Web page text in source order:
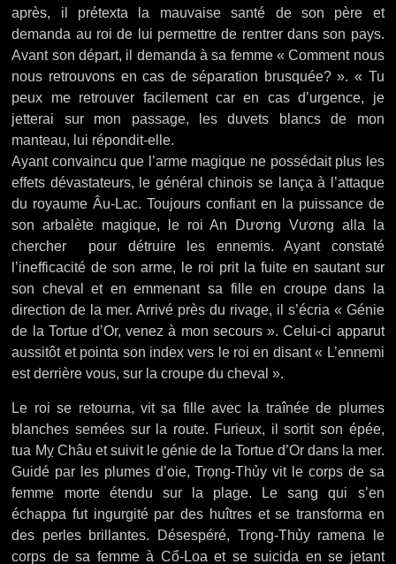
après, il prétexta la mauvaise santé de son père et
demanda au roi de lui permettre de rentrer dans son pays.
Avant son départ, il demanda à sa femme « Comment nous
nous retrouvons en cas de séparation brusquée? ». « Tu
peux me retrouver facilement car en cas d’urgence, je
jetterai sur mon passage, les duvets blancs de mon
manteau, lui répondit-elle.
Ayant convaincu que l’arme magique ne possédait plus les
effets dévastateurs, le général chinois se lança à l’attaque
du royaume Âu-Lac. Toujours confiant en la puissance de
son arbalète magique, le roi An Dương Vương alla la
chercher pour détruire les ennemis. Ayant constaté
l’inefficacité de son arme, le roi prit la fuite en sautant sur
son cheval et en emmenant sa fille en croupe dans la
direction de la mer. Arrivé près du rivage, il s’écria « Génie
de la Tortue d’Or, venez à mon secours ». Celui-ci apparut
aussitôt et pointa son index vers le roi en disant « L’ennemi
est derrière vous, sur la croupe du cheval ».
Le roi se retourna, vit sa fille avec la traînée de plumes
blanches semées sur la route. Furieux, il sortit son épée,
tua Mỵ Châu et suivit le génie de la Tortue d’Or dans la mer.
Guidé par les plumes d’oie, Trọng-Thủy vit le corps de sa
femme morte étendu sur la plage. Le sang qui s’en
échappa fut ingurgité par des huîtres et se transforma en
des perles brillantes. Désespéré, Trọng-Thủy ramena le
corps de sa femme à Cổ-Loa et se suicida en se jetant